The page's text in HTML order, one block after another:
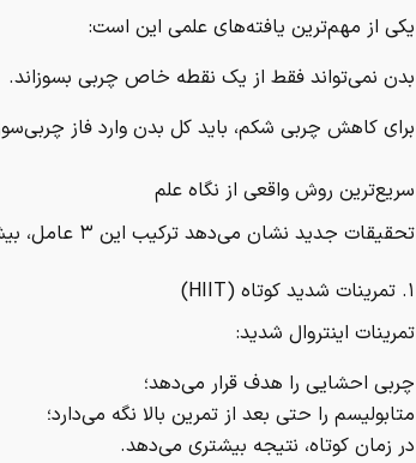
یکی از مهم‌ترین یافته‌های علمی این است:
بدن نمی‌تواند فقط از یک نقطه خاص چربی بسوزاند.
برای کاهش چربی شکم، باید کل بدن وارد فاز
سریع‌ترین روش واقعی از نگاه علم
تحقیقات جدید نشان می‌دهد ترکیب این ۳ عامل، بیشترین تأثیر را دارد:
۱. تمرینات شدید کوتاه (HIIT)
تمرینات اینتروال شدید:
چربی احشایی را هدف قرار می‌دهد؛
متابولیسم را حتی بعد از تمرین بالا نگه می‌دارد؛
در زمان کوتاه، نتیجه بیشتری می‌دهد.